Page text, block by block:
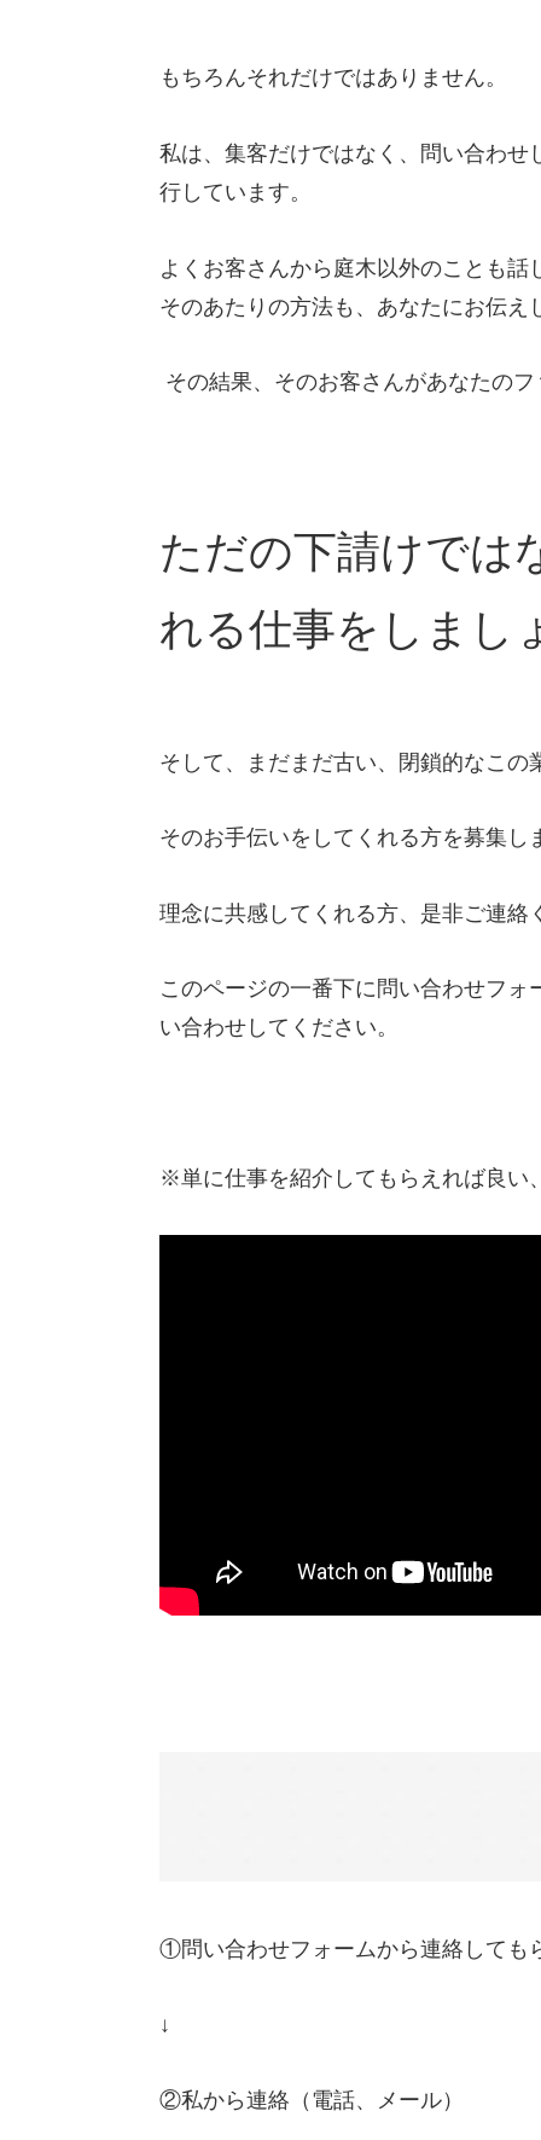
もちろんそれだけではありません。
私は、集客だけではなく、問い合わ
行しています。
よくお客さんから庭木以外のことも
そのあたりの方法も、あなたにお伝え
その結果、そのお客さんがあなたの
ただの下請けでは
れる仕事をしまし
そして、まだまだ古い、閉鎖的なこ
そのお手伝いをしてくれる方を募集し
理念に共感してくれる方、是非ご連絡
このページの一番下に問い合わせフ
い合わせしてください。
※単に仕事を紹介してもらえれば良い
①問い合わせフォームから連絡しても
↓
②私から連絡（電話、メール）